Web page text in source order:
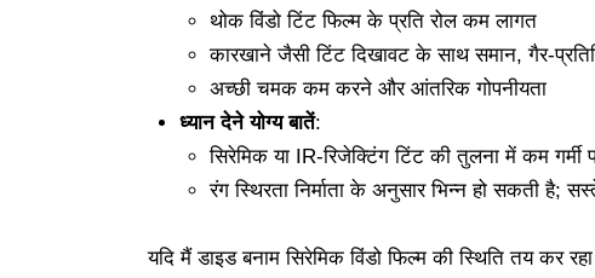
थोक विंडो टिंट फिल्म के प्रति रोल कम लागत
कारखाने जैसी टिंट दिखावट के साथ समान, गैर-
अच्छी चमक कम करने और आंतरिक गोपनीयता
ध्यान देने योग्य बातें:
सिरेमिक या IR-रिजेक्टिंग टिंट की तुलना में कम गर्मी
रंग स्थिरता निर्माता के अनुसार भिन्न हो सकती है;
यदि मैं डाइड बनाम सिरेमिक विंडो फिल्म की स्थिति तय कर